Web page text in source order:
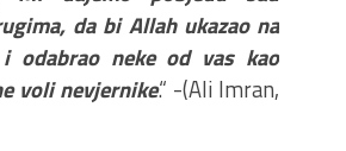
da bi Allah ukazao na
odabrao neke od vas kao
voli nevjernike.“ -(Ali Imran,